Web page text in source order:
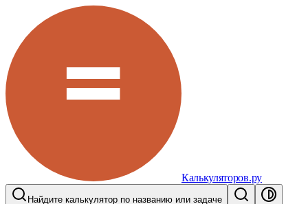
Калькуляторов.ру
Найдите калькулятор по названию или задаче